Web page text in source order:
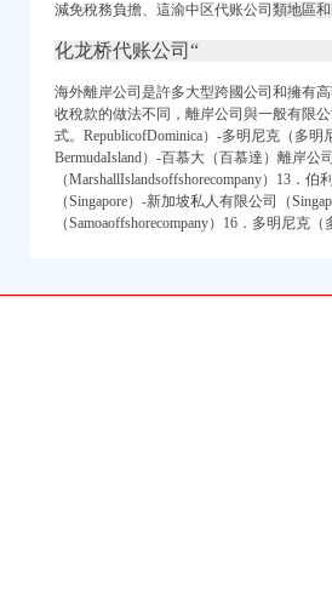
口权）
商注册）
册）
中化龙桥重庆
重庆搜狐焦点
庆天地二手房,
和街学指标,
铺简介及重庆天地
看房,重庆渝中
-渝中区价格_地址
減免稅務負擔、這渝中区代账公司 類地區
化龙桥代账公司“
海外離岸公司是許多大型跨國公司和擁有
收稅款的做法不同，離岸公司與一般有限
式。RepublicofDominica）-多明尼克（多明
BermudaIsland）-百慕大（百慕達）離岸公
（MarshallIslandsoffshorecompany）13．
（Singapore）-新加坡私人有限公司（
（Samoaoffshorecompany）16．多明尼克（